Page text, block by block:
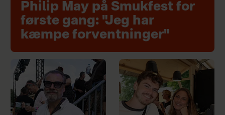
Philip May på Smukfest for
første gang: "Jeg har
kæmpe forventninger"